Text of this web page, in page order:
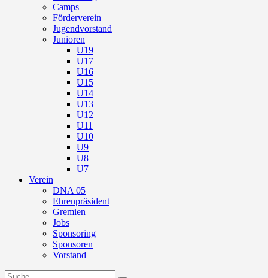
Camps
Förderverein
Jugendvorstand
Junioren
U19
U17
U16
U15
U14
U13
U12
U11
U10
U9
U8
U7
Verein
DNA 05
Ehrenpräsident
Gremien
Jobs
Sponsoring
Sponsoren
Vorstand